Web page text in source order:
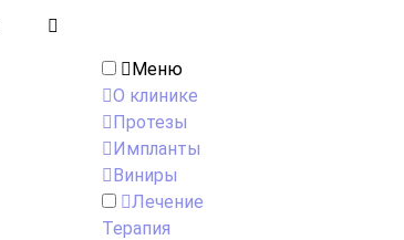
Меню
О клинике
Протезы
Импланты
Виниры
Лечение
Терапия